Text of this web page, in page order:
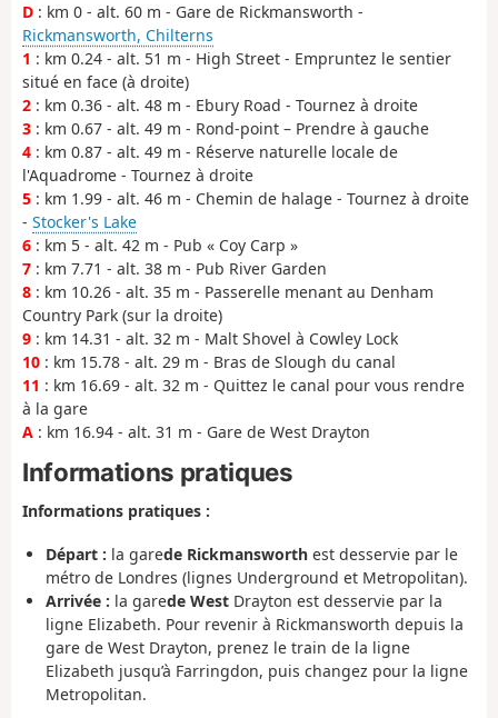
D : km 0 - alt. 60 m - Gare de Rickmansworth -
Rickmansworth, Chilterns
1 : km 0.24 - alt. 51 m - High Street - Empruntez le sentier
situé en face (à droite)
2 : km 0.36 - alt. 48 m - Ebury Road - Tournez à droite
3 : km 0.67 - alt. 49 m - Rond-point – Prendre à gauche
4 : km 0.87 - alt. 49 m - Réserve naturelle locale de
l'Aquadrome - Tournez à droite
5 : km 1.99 - alt. 46 m - Chemin de halage - Tournez à droite
- Stocker's Lake
6 : km 5 - alt. 42 m - Pub « Coy Carp »
7 : km 7.71 - alt. 38 m - Pub River Garden
8 : km 10.26 - alt. 35 m - Passerelle menant au Denham
Country Park (sur la droite)
9 : km 14.31 - alt. 32 m - Malt Shovel à Cowley Lock
10 : km 15.78 - alt. 29 m - Bras de Slough du canal
11 : km 16.69 - alt. 32 m - Quittez le canal pour vous rendre
à la gare
A : km 16.94 - alt. 31 m - Gare de West Drayton
Informations pratiques
Informations pratiques :
Départ : la garede Rickmansworth est desservie par le
métro de Londres (lignes Underground et Metropolitan).
Arrivée : la garede West Drayton est desservie par la
ligne Elizabeth. Pour revenir à Rickmansworth depuis la
gare de West Drayton, prenez le train de la ligne
Elizabeth jusqu’à Farringdon, puis changez pour la ligne
Metropolitan.